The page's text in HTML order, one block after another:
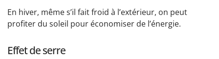
En hiver, même s’il fait froid à l’extérieur, on peut
profiter du soleil pour économiser de l’énergie.
Effet de serre